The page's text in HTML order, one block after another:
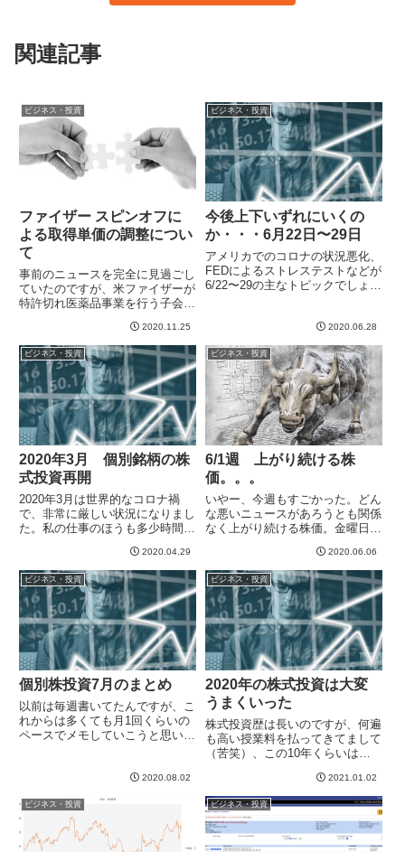
関連記事
ビジネス・投資
ファイザー スピンオフに
よる取得単価の調整につい
て
事前のニュースを完全に見過ごし
ていたのですが、米ファイザーが
特許切れ医薬品事業を行う子会社
業のマイラン社と合併。あらたに
Viatris（ヴィアトリス）という新
会社になったそうです。これに気
づいたのは、ある日、ネ...
2020.11.25
ビジネス・投資
今後上下いずれにいくの
か・・・6月22日〜29日
アメリカでのコロナの状況悪化、
FEDによるストレステストなどが
6/22〜29の主なトピックでしょう
いうことになったものの個別には
差があるし、自社株買いの禁止や
配当は当面あげちゃダメ...
2020.06.28
ビジネス・投資
2020年3月 個別銘柄の株
式投資再開
2020年3月は世界的なコロナ禍
で、非常に厳しい状況になりまし
た。私の仕事のほうも多少時間差
いから大きなダメージを受けるも
のと思われます。そんな中、株式
市場も大きく落ち込んでましたの
で、この機に改めて個別銘柄を...
2020.04.29
ビジネス・投資
6/1週 上がり続ける株
価。。。
いやー、今週もすごかった。どん
な悪いニュースがあろうとも関係
なく上がり続ける株価。金曜日の
いうのは明るい話でしたが、それ
以外のジョージフロイドさん問題
で国内は分断されて暴動までおき
てるとか、香港の自治問題から
い...
2020.06.06
ビジネス・投資
個別株投資7月のまとめ
以前は毎週書いてたんですが、こ
れからは多くても月1回くらいの
ペースでメモしていこうと思いま
としての価値がなくなるような気
ちょうどいいかな、と。7月の
動...
2020.08.02
ビジネス・投資
2020年の株式投資は大変
うまくいった
株式投資歴は長いのですが、何遍
も高い授業料を払ってきてまして
（苦笑）、この10年くらいは個
てこなかったのですが、コロナで
の暴落を機に、一部を以前より興
味あった米国の個別株に投資し始
めました。米国株を直接買うの
は...
2021.01.02
ビジネス・投資 ビジネス・投資